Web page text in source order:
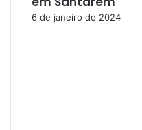
6 de janeiro de 2024